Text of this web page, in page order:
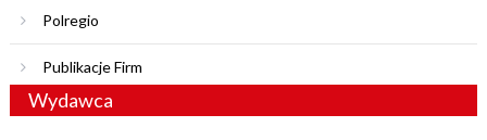
Polregio
Publikacje Firm
Wydawca